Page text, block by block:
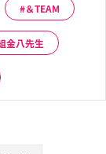
＆TEAM
金八先生